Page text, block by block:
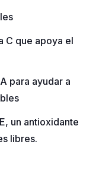
C que apoya el
para ayudar a
un antioxidante
libres.